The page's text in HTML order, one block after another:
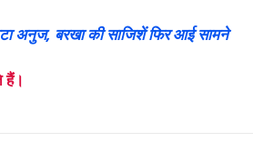
बरखा की साजिशें फिर आई सामने
हैं।